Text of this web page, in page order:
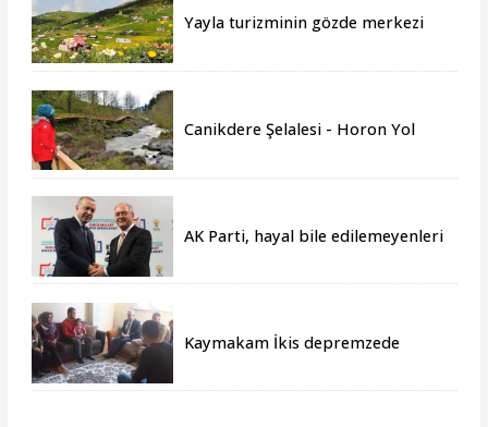
Yayla turizminin gözde merkezi
Canikdere Şelalesi - Horon Yol
AK Parti, hayal bile edilemeyenleri
Kaymakam İkis depremzede